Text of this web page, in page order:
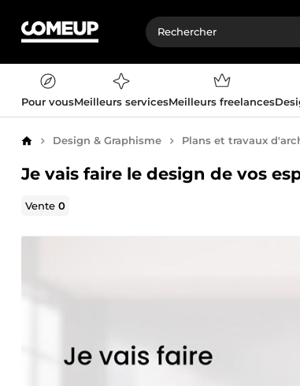
Pour vousMeilleurs servicesMeilleurs freelances
AccueilDesign & Graphisme Plans et travaux
Je vais faire le design de vos
Vente0